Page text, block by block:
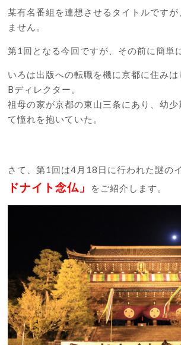
某有名番組を連想させるタイトルですが
ません。
第1回となる今回ですが、その前に簡単
いろは出版への転職を機に京都に住み
Bディレクター。
祖母の家が京都の東山三条にあり、幼少
て憧れを抱いていた。
さて、第1回は4月18日に行われた謎の
ドナイト念仏」
をご紹介します。